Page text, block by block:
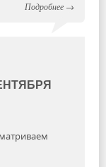
Подробнее →